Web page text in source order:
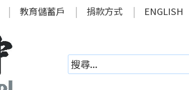
教育儲蓄戶 捐款方式 ENGLISH